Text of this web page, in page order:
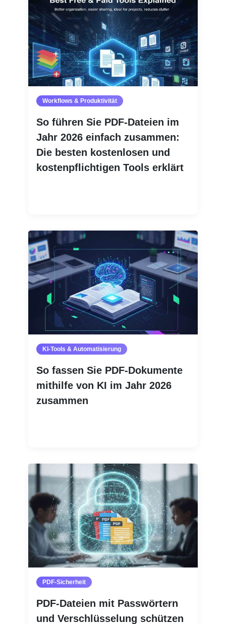
Workflows & Produktivität
So führen Sie PDF-Dateien im
Jahr 2026 einfach zusammen:
Die besten kostenlosen und
kostenpflichtigen Tools erklärt
KI-Tools & Automatisierung
So fassen Sie PDF-Dokumente
mithilfe von KI im Jahr 2026
zusammen
PDF-Sicherheit
PDF-Dateien mit Passwörtern
und Verschlüsselung schützen